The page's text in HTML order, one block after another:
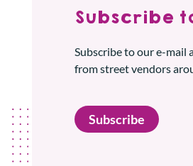
Subscribe
Subscribe to our e-mail
from street vendors
Subscribe